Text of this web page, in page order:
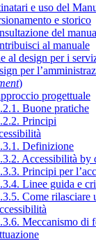
e uso del
e storico
del
al manuale
al design per i
per
)
progettuale
Buone pratiche
Principi
Definizione
Accessibilità by
Principi per
Linee guida e
Come rilasciare
Meccanismo di